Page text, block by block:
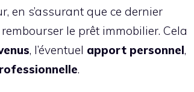
en s’assurant que ce dernier
le prêt immobilier. Cela
, l’éventuel apport personnel,
.